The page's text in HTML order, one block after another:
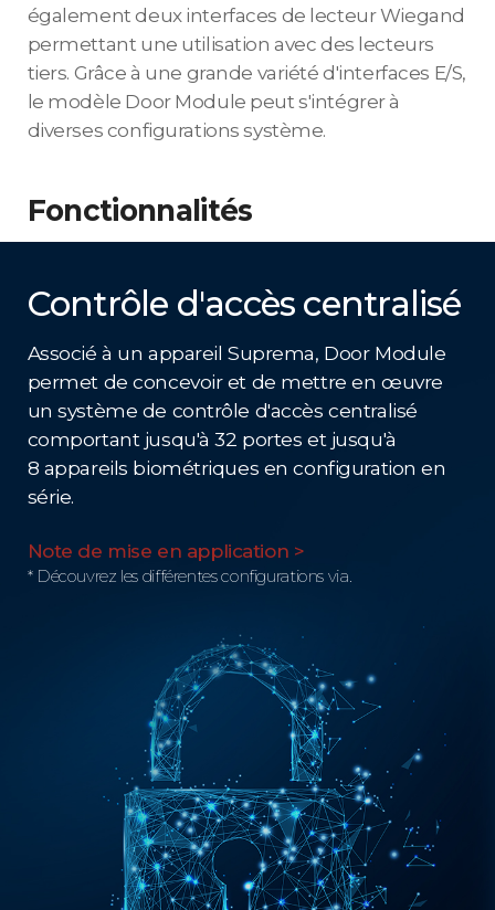
également deux interfaces de lecteur Wiegand
permettant une utilisation avec des lecteurs
tiers. Grâce à une grande variété d'interfaces E/S,
le modèle Door Module peut s'intégrer à
diverses configurations système.
Fonctionnalités
Contrôle d'accès centralisé
Associé à un appareil Suprema, Door Module
permet de concevoir et de mettre en œuvre
un système de contrôle d'accès centralisé
comportant jusqu'à 32 portes et jusqu'à
8 appareils biométriques en configuration en
série.
Note de mise en application >
* Découvrez les différentes configurations via.